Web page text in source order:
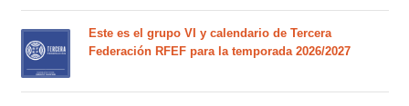
Este es el grupo VI y calendario de Tercera
Federación RFEF para la temporada 2026/2027